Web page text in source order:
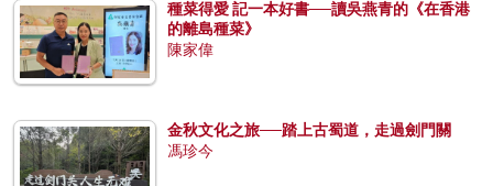
種菜得愛 記一本好書──讀吳燕青的《在香港
的離島種菜》
陳家偉
金秋文化之旅──踏上古蜀道，走過劍門關
馮珍今